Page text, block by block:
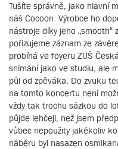
Tušíte správně, jako hlavní
náš Cocoon. Výrobce ho
nástroje díky jeho
pořizujeme záznam ze
probíhá ve foyeru ZUŠ
snímání jako ve studiu, ale
půl od zpěváka. Do zvuku
na tomto koncertu není
vždy tak trochu sázkou do
půjde lehčeji, než jsem
vůbec nepoužity jakékoliv
náběru byl nasazen